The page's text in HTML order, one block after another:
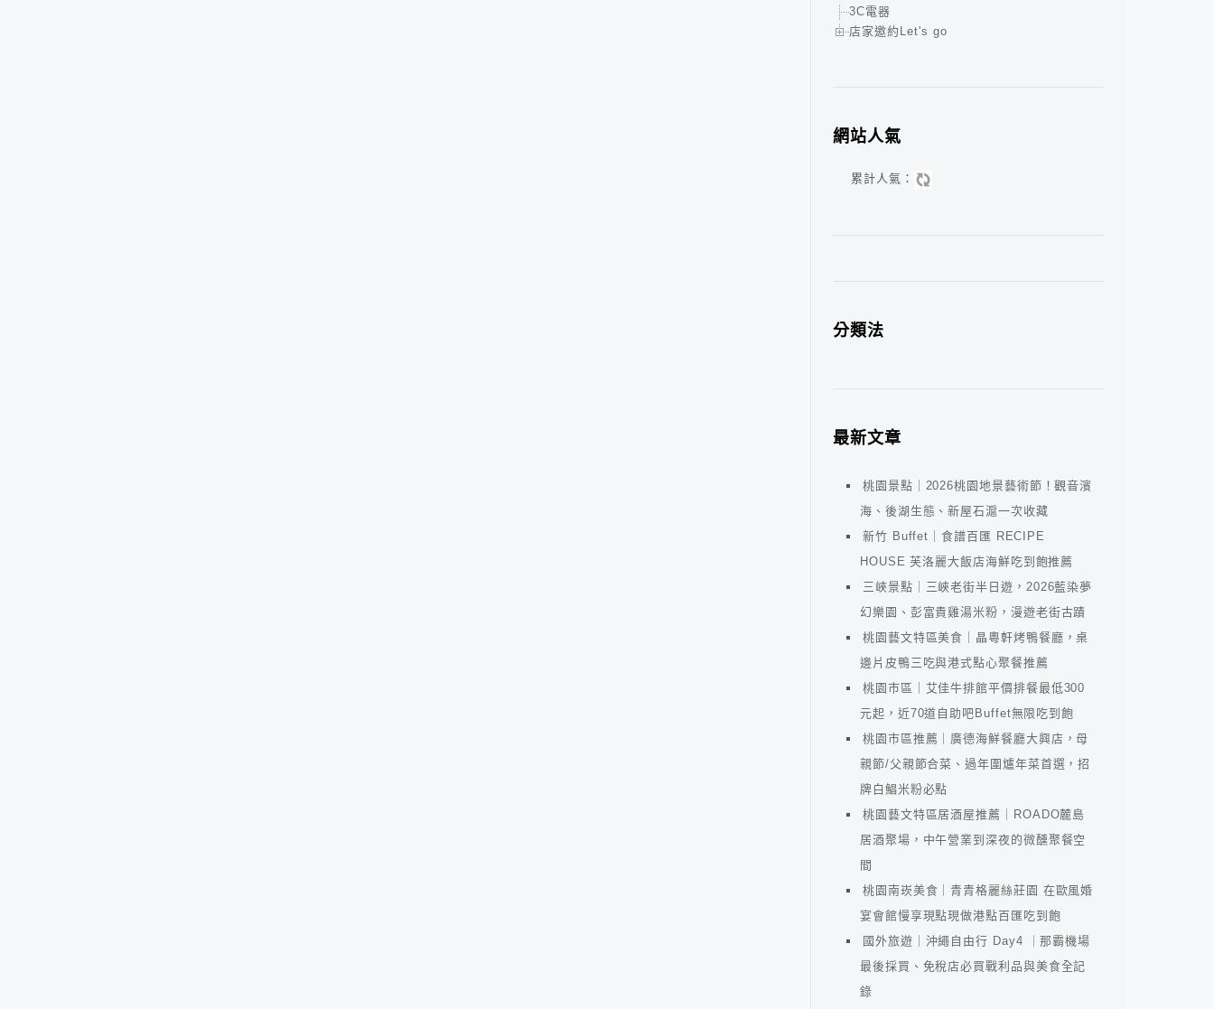
3C電器
店家邀約Let's go
網站人氣
累計人氣：
分類法
最新文章
桃園景點｜2026桃園地景藝術節！觀音濱
海、後湖生態、新屋石滬一次收藏
新竹 Buffet｜食譜百匯 RECIPE
HOUSE 芙洛麗大飯店海鮮吃到飽推薦
三峽景點｜三峽老街半日遊，2026藍染夢
幻樂園、彭富貴雞湯米粉，漫遊老街古蹟
桃園藝文特區美食｜晶粵軒烤鴨餐廳，桌
邊片皮鴨三吃與港式點心聚餐推薦
桃園市區｜艾佳牛排館平價排餐最低300
元起，近70道自助吧Buffet無限吃到飽
桃園市區推薦｜廣德海鮮餐廳大興店，母
親節/父親節合菜、過年圍爐年菜首選，招
牌白鯧米粉必點
桃園藝文特區居酒屋推薦｜ROADO麓島
居酒聚場，中午營業到深夜的微醺聚餐空
間
桃園南崁美食｜青青格麗絲莊園 在歐風婚
宴會館慢享現點現做港點百匯吃到飽
國外旅遊｜沖繩自由行 Day4 ｜那霸機場
最後採買、免稅店必買戰利品與美食全記
錄